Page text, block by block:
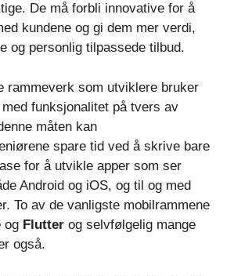
De må forbli innovative for å
kundene og gi dem mer verdi,
og personlig tilpassede tilbud.
rammeverk som utviklere bruker
funksjonalitet på tvers av
måten kan
spare tid ved å skrive bare
for å utvikle apper som ser
Android og iOS, og til og med
To av de vanligste mobilrammene
og Flutter og selvfølgelig mange
også.